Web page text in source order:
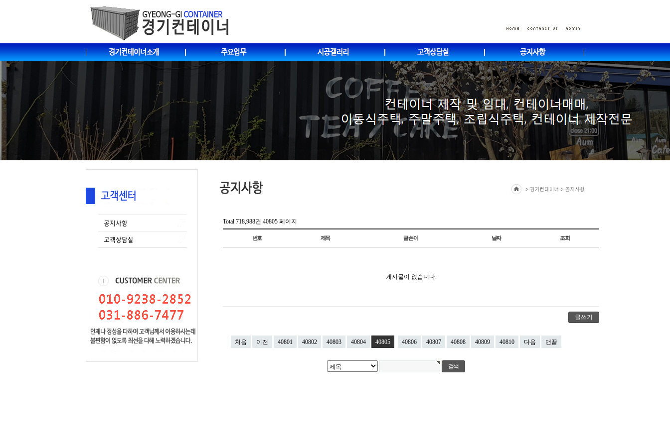
Total 718,988건 40805 페이지
번호 제목 글쓴이 날짜 조회
게시물이 없습니다.
글쓰기
처음 이전 40801 40802 40803 40804 40805 40806 40807 40808 40809 40810 다음 맨끝